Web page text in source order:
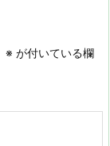
※ が付いている欄